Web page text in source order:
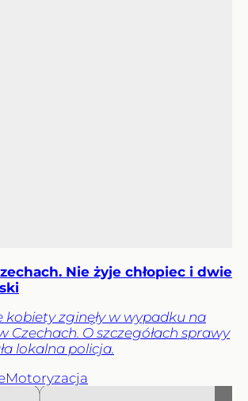
Nie żyje chłopiec i dwie
kobiety zginęły w wypadku na
Czechach. O szczegółach sprawy
lokalna policja.
Motoryzacja